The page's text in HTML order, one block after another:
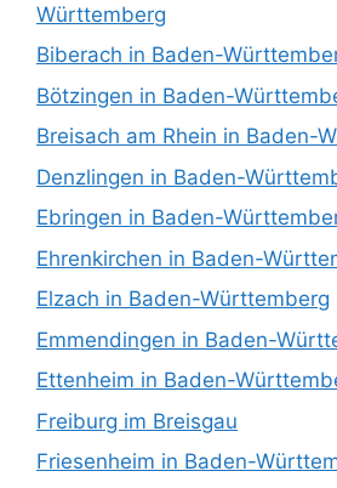
Württemberg
Biberach in Baden-
Bötzingen in Baden-
Breisach am Rhein in Baden-
Denzlingen in Baden-
Ebringen in Baden-
Ehrenkirchen in Baden-
Elzach in Baden-Württemberg
Emmendingen in Baden-
Ettenheim in Baden-
Freiburg im Breisgau
Friesenheim in Baden-